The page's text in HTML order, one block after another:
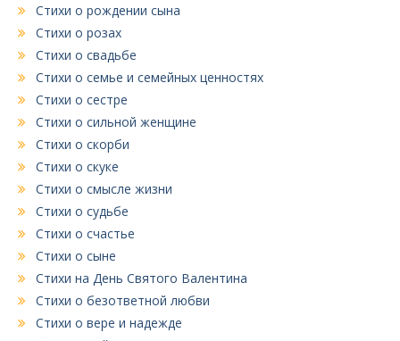
Стихи о рождении сына
Стихи о розах
Стихи о свадьбе
Стихи о семье и семейных ценностях
Стихи о сестре
Стихи о сильной женщине
Стихи о скорби
Стихи о скуке
Стихи о смысле жизни
Стихи о судьбе
Стихи о счастье
Стихи о сыне
Стихи на День Святого Валентина
Стихи о безответной любви
Стихи о вере и надежде